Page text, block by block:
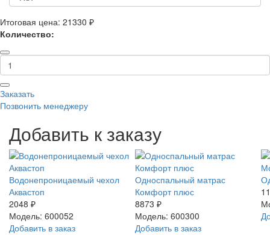
Итоговая цена: 21330 ₽
Количество:
Заказать
Позвонить менеджеру
Добавить к заказу
Водонепроницаемый чехол
Аквастоп
2048 ₽
Модель: 600052
Добавить в заказ
Односпальный матрас
Комфорт плюс
8873 ₽
Модель: 600300
Добавить в заказ